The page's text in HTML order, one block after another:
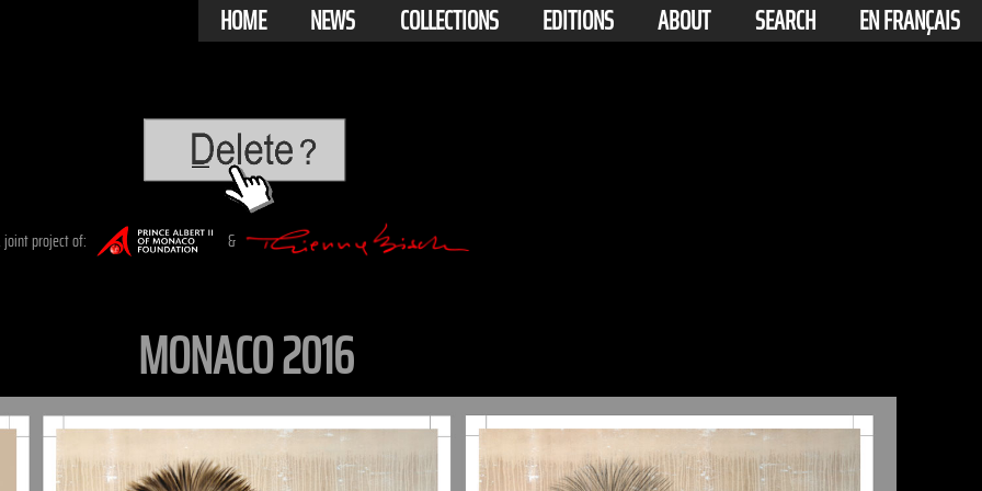
HOME NEWS COLLECTIONS EDITIONS ABOUT SEARCH EN FRANÇAIS
joint project of: &
MONACO 2016